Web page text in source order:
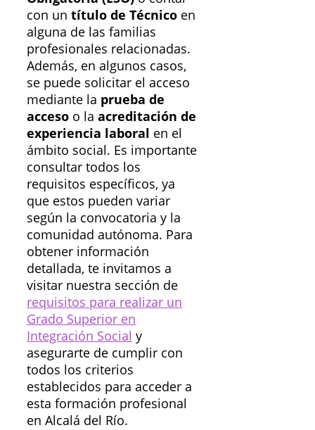
con un título de Técnico en
alguna de las familias
profesionales relacionadas.
Además, en algunos casos,
se puede solicitar el acceso
mediante la prueba de
acceso o la acreditación de
experiencia laboral en el
ámbito social. Es importante
consultar todos los
requisitos específicos, ya
que estos pueden variar
según la convocatoria y la
comunidad autónoma. Para
obtener información
detallada, te invitamos a
visitar nuestra sección de
requisitos para realizar un
Grado Superior en
Integración Social y
asegurarte de cumplir con
todos los criterios
establecidos para acceder a
esta formación profesional
en Alcalá del Río.